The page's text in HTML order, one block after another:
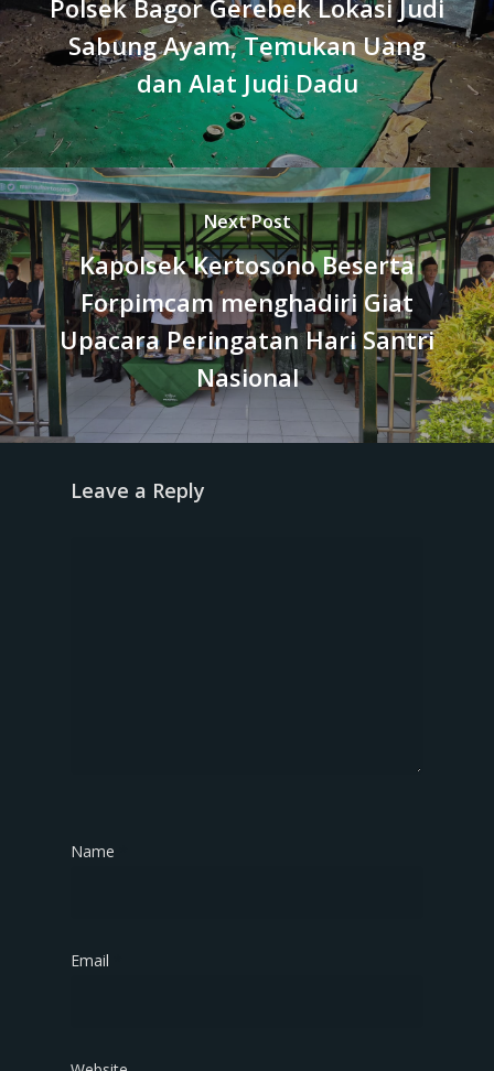
Polsek Bagor Gerebek Lokasi Judi
Sabung Ayam, Temukan Uang
dan Alat Judi Dadu
Next Post
Kapolsek Kertosono Beserta
Forpimcam menghadiri Giat
Upacara Peringatan Hari Santri
Nasional
Leave a Reply
Name
Email